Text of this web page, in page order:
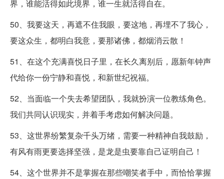
界，谁能活得如此境界，谁一生就活得自在。
50、我要这天，再遮不住我眼，要这地，再埋不了我心，
要这众生，都明白我意，要那诸佛，都烟消云散！
51、在这个充满喜悦日子里，在长久离别后，愿新年钟声
代给你一份宁静和喜悦，和新世纪祝福。
52、当面临一个失去希望团队，我就扮演一位教练角色。
我们共同认识现实，并着手考虑如何解决问题。
53、这世界纷繁复杂千头万绪，需要一种精神自我鼓励，
有风有雨更要选择坚强，是龙是虫要靠自己证明自己！
54、这个世界并不是掌握在那些嘲笑者手中，而恰恰掌握